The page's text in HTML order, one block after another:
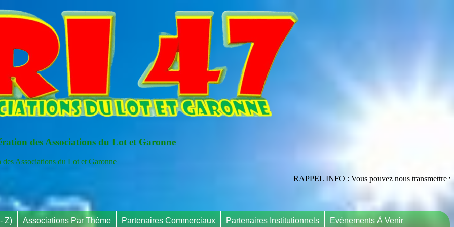
des Associations du Lot et Garonne
Associations du Lot et Garonne
RAPPEL INFO : Vous pouvez nous transmettre vos
Z) Associations Par Thème Partenaires Commerciaux Partenaires Institutionnels Evènements À Venir